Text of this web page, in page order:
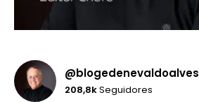
@blogedenevaldoalves
208,8kSeguidores